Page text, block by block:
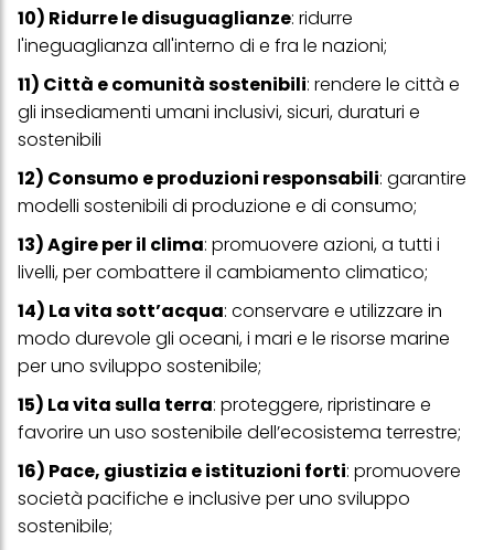
10) Ridurre le disuguaglianze: ridurre
l'ineguaglianza all'interno di e fra le nazioni;
11) Città e comunità sostenibili: rendere le città e
gli insediamenti umani inclusivi, sicuri, duraturi e
sostenibili
12) Consumo e produzioni responsabili: garantire
modelli sostenibili di produzione e di consumo;
13) Agire per il clima: promuovere azioni, a tutti i
livelli, per combattere il cambiamento climatico;
14) La vita sott’acqua: conservare e utilizzare in
modo durevole gli oceani, i mari e le risorse marine
per uno sviluppo sostenibile;
15) La vita sulla terra: proteggere, ripristinare e
favorire un uso sostenibile dell’ecosistema terrestre;
16) Pace, giustizia e istituzioni forti: promuovere
società pacifiche e inclusive per uno sviluppo
sostenibile;